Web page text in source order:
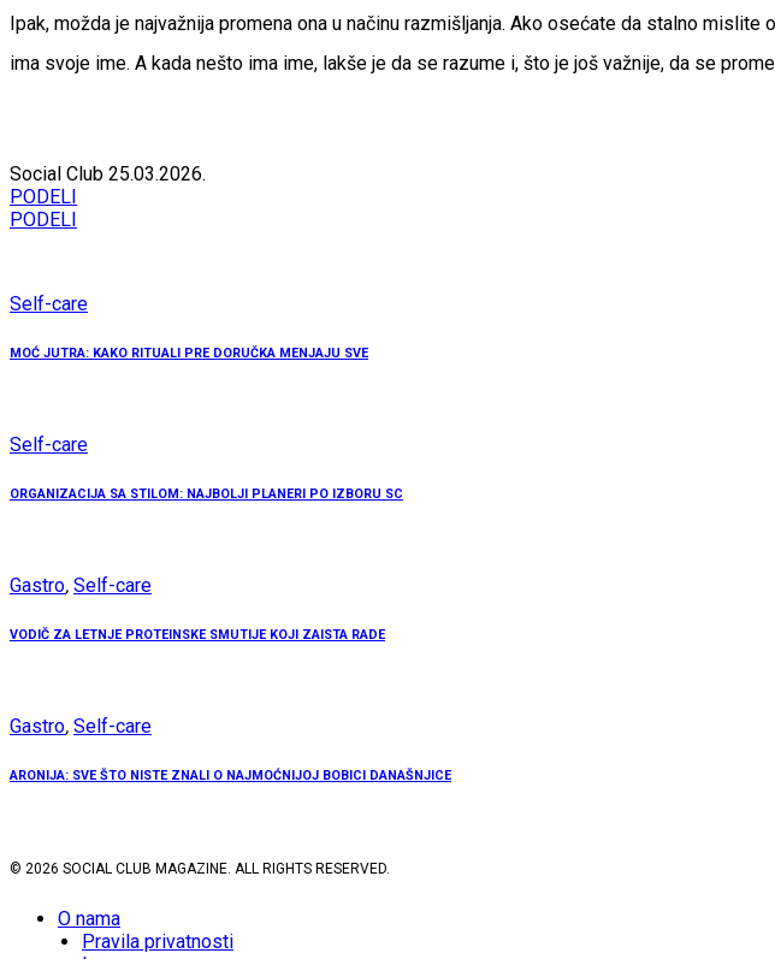
Ipak, možda je najvažnija promena ona u načinu razmišljanja. Ako osećate da stalno
ima svoje ime. A kada nešto ima ime, lakše je da se razume i, što je još važnije, da se
Social Club 25.03.2026.
PODELI
PODELI
Self-care
MOĆ JUTRA: KAKO RITUALI PRE DORUČKA MENJAJU SVE
Self-care
ORGANIZACIJA SA STILOM: NAJBOLJI PLANERI PO IZBORU SC
Gastro, Self-care
VODIČ ZA LETNJE PROTEINSKE SMUTIJE KOJI ZAISTA RADE
Gastro, Self-care
ARONIJA: SVE ŠTO NISTE ZNALI O NAJMOĆNIJOJ BOBICI DANAŠNJICE
© 2026 SOCIAL CLUB MAGAZINE. ALL RIGHTS RESERVED.
O nama
Pravila privatnosti